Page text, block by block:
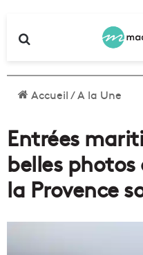
Accueil/A la Une
Entrées
belles
la Provence